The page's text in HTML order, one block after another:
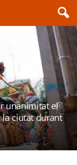
unanimitat el
la ciutat durant